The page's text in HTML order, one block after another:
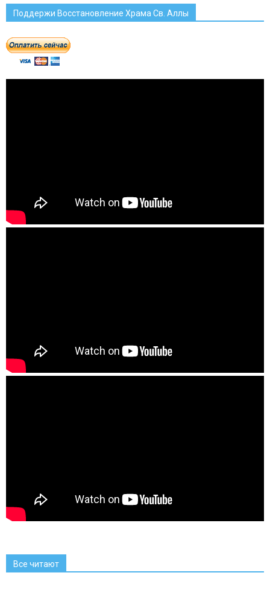
Поддержи Восстановление Храма Св. Аллы
Все читают